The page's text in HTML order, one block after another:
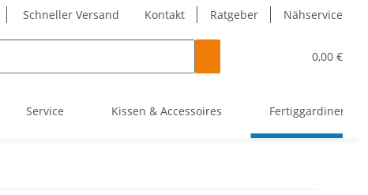
Kontakt Ratgeber Nähservice
Schneller Versand
0,00 €
Service Kissen & Accessoires Fertiggardinen